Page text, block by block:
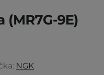
(MR7G-9E)
NGK